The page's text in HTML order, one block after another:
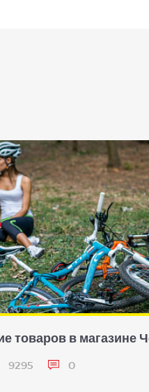
товаров в магазине
9295 0